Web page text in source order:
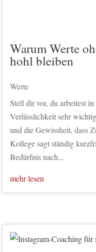
Warum Werte
hohl bleiben
Werte
Stell dir vor, du arbeitest
Verlässlichkeit sehr
und die Gewissheit, dass
Kollege sagt ständig
Bedürfnis nach...
mehr lesen